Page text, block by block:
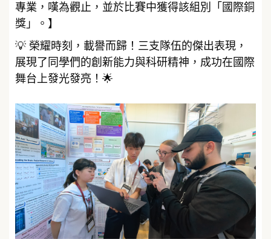
專業，嘆為觀止，並於比賽中獲得該組別「國際銅
獎」。】
💡 榮耀時刻，載譽而歸！三支隊伍的傑出表現，
展現了同學們的創新能力與科研精神，成功在國際
舞台上發光發亮！🌟